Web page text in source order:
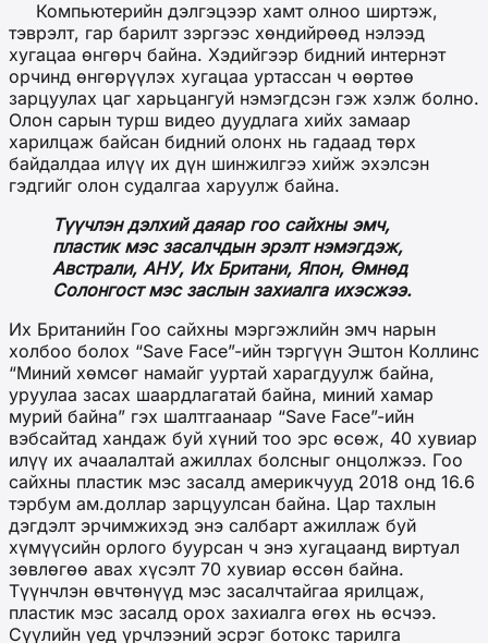
Компьютерийн дэлгэцээр хамт олноо ширтэж,
тэврэлт, гар барилт зэргээс хөндийрөөд нэлээд
хугацаа өнгөрч байна. Хэдийгээр бидний интернэт
орчинд өнгөрүүлэх хугацаа уртассан ч өөртөө
зарцуулах цаг харьцангуй нэмэгдсэн гэж хэлж болно.
Олон сарын турш видео дуудлага хийх замаар
харилцаж байсан бидний олонх нь гадаад төрх
байдалдаа илүү их дүн шинжилгээ хийж эхэлсэн
гэдгийг олон судалгаа харуулж байна.
Түүчлэн дэлхий даяар гоо сайхны эмч,
пластик мэс засалчдын эрэлт нэмэгдэж,
Австрали, АНУ, Их Британи, Япон, Өмнөд
Солонгост мэс заслын захиалга ихэсжээ.
Их Британийн Гоо сайхны мэргэжлийн эмч нарын
холбоо болох “Save Face”-ийн тэргүүн Эштон Коллинс
“Миний хөмсөг намайг ууртай харагдуулж байна,
уруулаа засах шаардлагатай байна, миний хамар
мурий байна” гэх шалтгаанаар “Save Face”-ийн
вэбсайтад хандаж буй хүний тоо эрс өсөж, 40 хувиар
илүү их ачаалалтай ажиллах болсныг онцолжээ. Гоо
сайхны пластик мэс засалд америкчууд 2018 онд 16.6
тэрбум ам.доллар зарцуулсан байна. Цар тахлын
дэгдэлт эрчимжихэд энэ салбарт ажиллаж буй
хүмүүсийн орлого буурсан ч энэ хугацаанд виртуал
зөвлөгөө авах хүсэлт 70 хувиар өссөн байна.
Түүнчлэн өвчтөнүүд мэс засалчтайгаа ярилцаж,
пластик мэс засалд орох захиалга өгөх нь өсчээ.
Сүүлийн үед үрчлээний эсрэг ботокс тарилга